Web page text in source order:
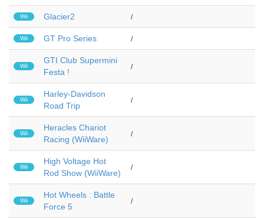
Wii Glacier2 /
Wii GT Pro Series /
Wii
GTI Club Supermini
Festa !
/
Wii
Harley-Davidson
Road Trip
/
Wii
Heracles Chariot
Racing (WiiWare)
/
Wii
High Voltage Hot
Rod Show (WiiWare)
/
Wii
Hot Wheels : Battle
Force 5
/